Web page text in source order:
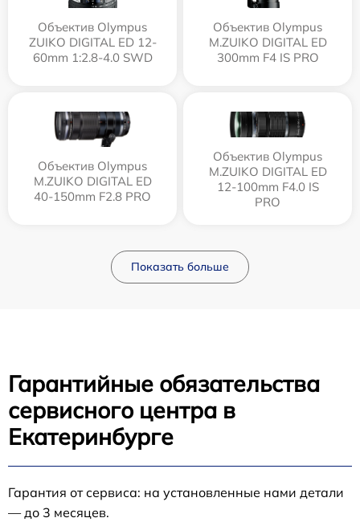
Объектив Olympus
ZUIKO DIGITAL ED 12-
60mm 1:2.8-4.0 SWD
Объектив Olympus
M.ZUIKO DIGITAL ED
300mm F4 IS PRO
Объектив Olympus
M.ZUIKO DIGITAL ED
40-150mm F2.8 PRO
Объектив Olympus
M.ZUIKO DIGITAL ED
12‑100mm F4.0 IS
PRO
Показать больше
Гарантийные обязательства
сервисного центра в
Екатеринбурге
Гарантия от сервиса: на установленные нами детали
— до 3 месяцев.